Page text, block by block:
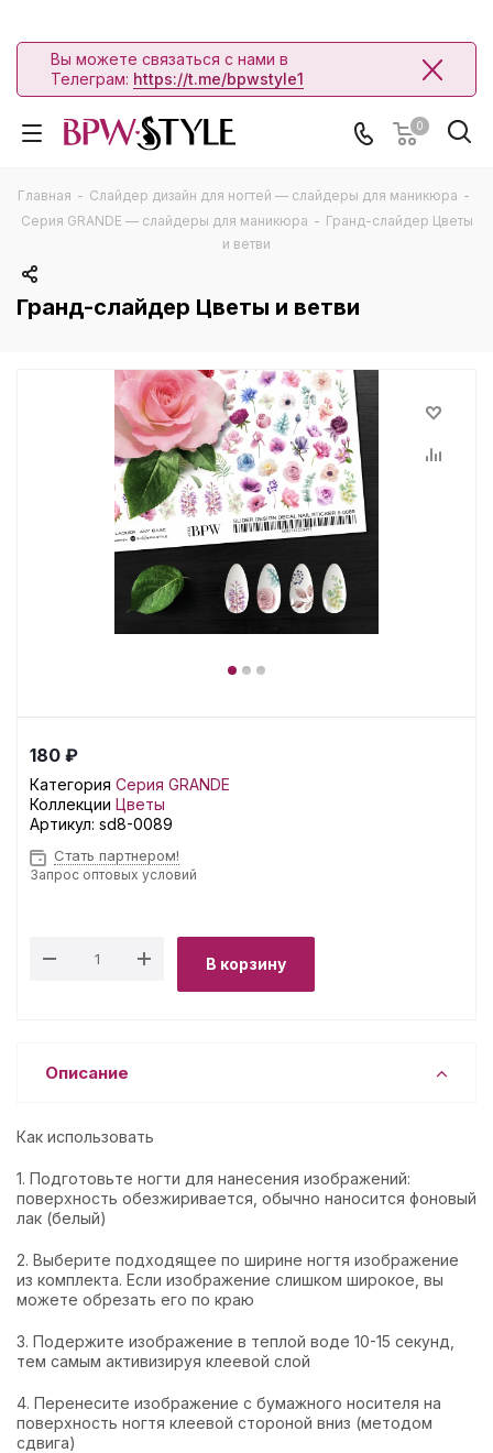
Вы можете связаться с нами в
Телеграм: https://t.me/bpwstyle1
0
Главная - Слайдер дизайн для ногтей — слайдеры для маникюра -
Серия GRANDE — слайдеры для маникюра - Гранд-слайдер Цветы
и ветви
Гранд-слайдер Цветы и ветви
180 ₽
Категория Серия GRANDE
Коллекции Цветы
Артикул: sd8-0089
Стать партнером!
Запрос оптовых условий
В корзину
Описание
Как использовать
1. Подготовьте ногти для нанесения изображений:
поверхность обезжиривается, обычно наносится фоновый
лак (белый)
2. Выберите подходящее по ширине ногтя изображение
из комплекта. Если изображение слишком широкое, вы
можете обрезать его по краю
3. Подержите изображение в теплой воде 10-15 секунд,
тем самым активизируя клеевой слой
4. Перенесите изображение с бумажного носителя на
поверхность ногтя клеевой стороной вниз (методом
сдвига)